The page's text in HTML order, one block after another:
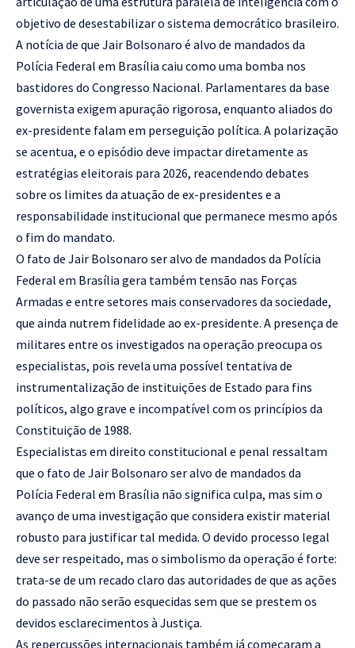
objetivo de desestabilizar o sistema democrático brasileiro.
A notícia de que Jair Bolsonaro é alvo de mandados da
Polícia Federal em Brasília caiu como uma bomba nos
bastidores do Congresso Nacional. Parlamentares da base
governista exigem apuração rigorosa, enquanto aliados do
ex-presidente falam em perseguição política. A polarização
se acentua, e o episódio deve impactar diretamente as
estratégias eleitorais para 2026, reacendendo debates
sobre os limites da atuação de ex-presidentes e a
responsabilidade institucional que permanece mesmo após
o fim do mandato.
O fato de Jair Bolsonaro ser alvo de mandados da Polícia
Federal em Brasília gera também tensão nas Forças
Armadas e entre setores mais conservadores da sociedade,
que ainda nutrem fidelidade ao ex-presidente. A presença de
militares entre os investigados na operação preocupa os
especialistas, pois revela uma possível tentativa de
instrumentalização de instituições de Estado para fins
políticos, algo grave e incompatível com os princípios da
Constituição de 1988.
Especialistas em direito constitucional e penal ressaltam
que o fato de Jair Bolsonaro ser alvo de mandados da
Polícia Federal em Brasília não significa culpa, mas sim o
avanço de uma investigação que considera existir material
robusto para justificar tal medida. O devido processo legal
deve ser respeitado, mas o simbolismo da operação é forte:
trata-se de um recado claro das autoridades de que as ações
do passado não serão esquecidas sem que se prestem os
devidos esclarecimentos à Justiça.
As repercussões internacionais também já começaram a